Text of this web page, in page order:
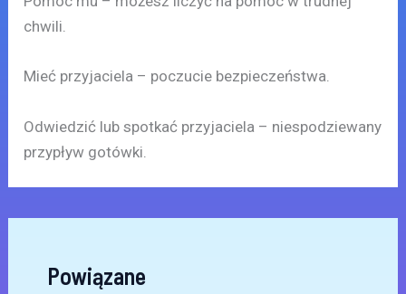
chwili.
Mieć przyjaciela – poczucie bezpieczeństwa.
Odwiedzić lub spotkać przyjaciela – niespodziewany
przypływ gotówki.
Powiązane